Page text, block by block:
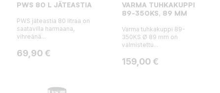
PWS 80 L JÄTEASTIA
PWS jäteastia 80 litraa on
saatavilla harmaana,
vihreänä...
Hinta
69,90 €
VARMA TUHKAKUPPI
89-350KS, 89 MM
Varma tuhkakuppi 89-
350KS Ø 89 mm on
valmistettu...
Hinta
159,00 €